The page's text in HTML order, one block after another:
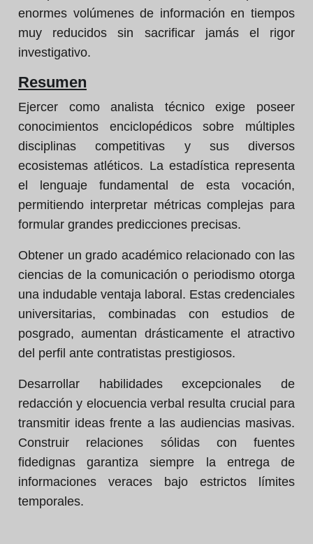
enormes volúmenes de información en tiempos
muy reducidos sin sacrificar jamás el rigor
investigativo.
Resumen
Ejercer como analista técnico exige poseer
conocimientos enciclopédicos sobre múltiples
disciplinas competitivas y sus diversos
ecosistemas atléticos. La estadística representa
el lenguaje fundamental de esta vocación,
permitiendo interpretar métricas complejas para
formular grandes predicciones precisas.
Obtener un grado académico relacionado con las
ciencias de la comunicación o periodismo otorga
una indudable ventaja laboral. Estas credenciales
universitarias, combinadas con estudios de
posgrado, aumentan drásticamente el atractivo
del perfil ante contratistas prestigiosos.
Desarrollar habilidades excepcionales de
redacción y elocuencia verbal resulta crucial para
transmitir ideas frente a las audiencias masivas.
Construir relaciones sólidas con fuentes
fidedignas garantiza siempre la entrega de
informaciones veraces bajo estrictos límites
temporales.